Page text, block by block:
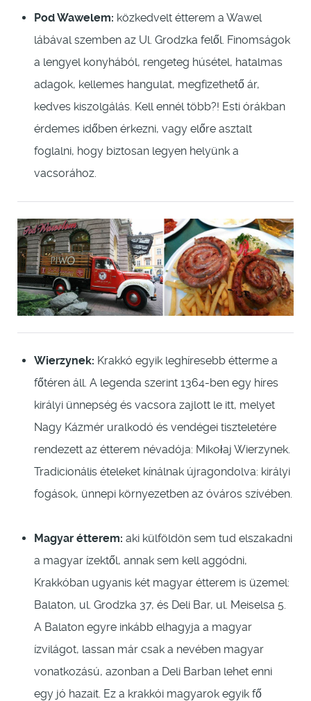
Pod Wawelem: közkedvelt étterem a Wawel
lábával szemben az Ul. Grodzka felől. Finomságok
a lengyel konyhából, rengeteg húsétel, hatalmas
adagok, kellemes hangulat, megfizethető ár,
kedves kiszolgálás. Kell ennél több?! Esti órákban
érdemes időben érkezni, vagy előre asztalt
foglalni, hogy biztosan legyen helyünk a
vacsorához.
Wierzynek: Krakkó egyik leghíresebb étterme a
főtéren áll. A legenda szerint 1364-ben egy híres
királyi ünnepség és vacsora zajlott le itt, melyet
Nagy Kázmér uralkodó és vendégei tiszteletére
rendezett az étterem névadója: Mikołaj Wierzynek.
Tradicionális ételeket kínálnak újragondolva: királyi
fogások, ünnepi környezetben az óváros szívében.
Magyar étterem: aki külföldön sem tud elszakadni
a magyar ízektől, annak sem kell aggódni,
Krakkóban ugyanis két magyar étterem is üzemel:
Balaton, ul. Grodzka 37, és Deli Bar, ul. Meiselsa 5.
A Balaton egyre inkább elhagyja a magyar
ízvilágot, lassan már csak a nevében magyar
vonatkozású, azonban a Deli Barban lehet enni
egy jó hazait. Ez a krakkói magyarok egyik fő